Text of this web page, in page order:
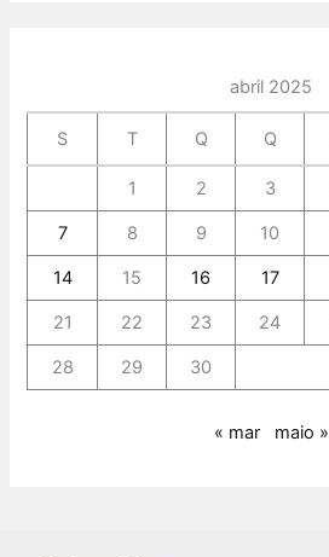
abril 2025
S T Q Q
1 2 3
7 8 9 10
14 15 16 17
21 22 23 24
28 29 30
« mar maio »